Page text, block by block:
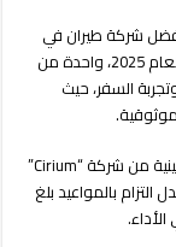
شركة طيران في
العالم” للمرة التاسعة وفق تصنيف “سكاي تراكس” لعام 2025، واحدة من
السفر، حيث
وفي هذا السياق، حصلت الناقلة على جائزة الأداء البلاتينية من شركة “Cirium”
بالمواعيد بلغ